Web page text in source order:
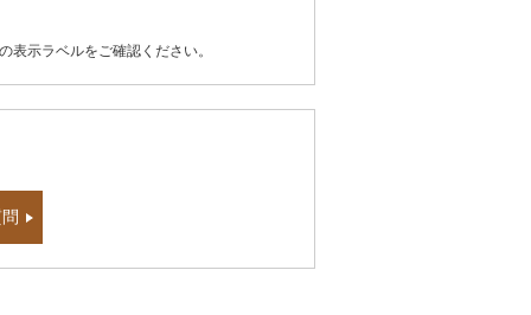
示ラベルをご確認ください。